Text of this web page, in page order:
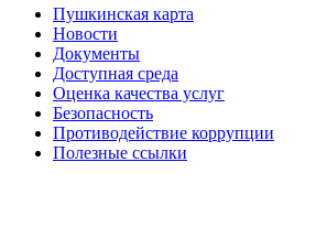
Пушкинская карта
Новости
Документы
Доступная среда
Оценка качества услуг
Безопасность
Противодействие коррупции
Полезные ссылки